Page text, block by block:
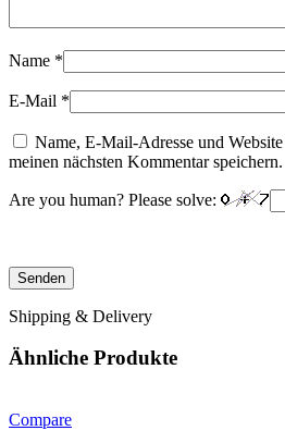
Name *
E-Mail *
Name, E-Mail-Adresse und
meinen nächsten Kommentar speichern.
Are you human? Please solve:
Shipping & Delivery
Ähnliche Produkte
Compare